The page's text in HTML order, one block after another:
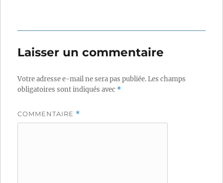
Laisser un commentaire
Votre adresse e-mail ne sera pas publiée.Les champs
obligatoires sont indiqués avec *
COMMENTAIRE *